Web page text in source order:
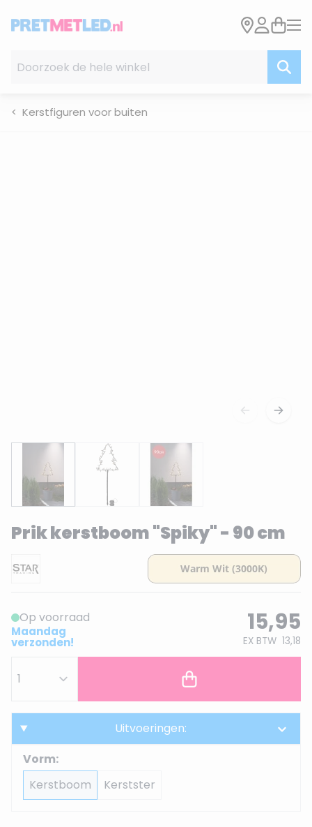
Kerstfiguren voor buiten
Prik kerstboom "Spiky" - 90 cm
Op voorraad
Maandag
verzonden!
15,95
EX BTW 13,18
Uitvoeringen:
Vorm:
Kerstboom
Kerstster